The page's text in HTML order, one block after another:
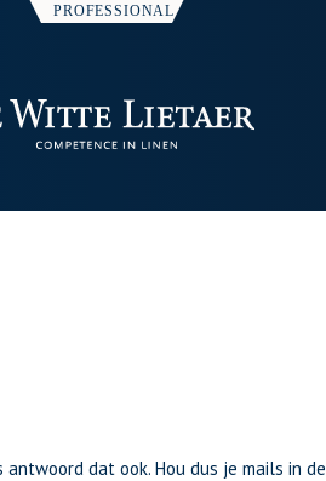
dat ook. Hou dus je mails in de